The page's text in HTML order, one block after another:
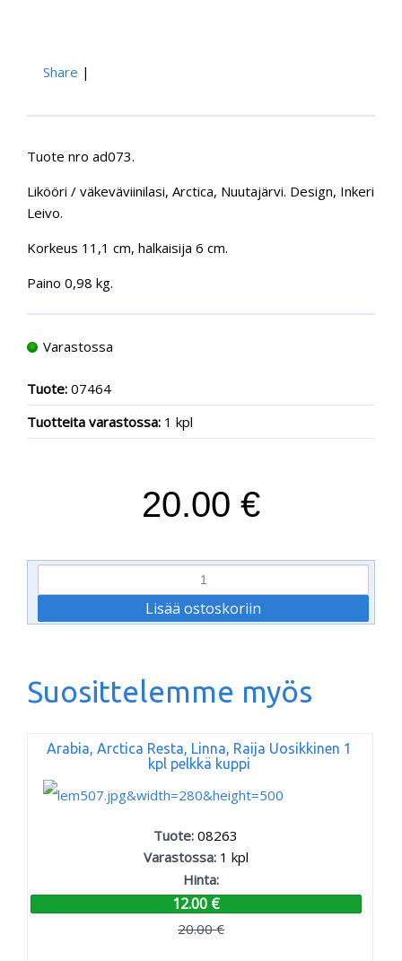
Share |
Tuote nro ad073.
Likööri / väkeväviinilasi, Arctica, Nuutajärvi. Design, Inkeri
Leivo.
Korkeus 11,1 cm, halkaisija 6 cm.
Paino 0,98 kg.
Varastossa
Tuote: 07464
Tuotteita varastossa: 1 kpl
20.00 €
Suosittelemme myös
Arabia, Arctica Resta, Linna, Raija Uosikkinen 1
kpl pelkkä kuppi
Tuote:08263
Varastossa: 1 kpl
Hinta:
12.00 €
20.00 €